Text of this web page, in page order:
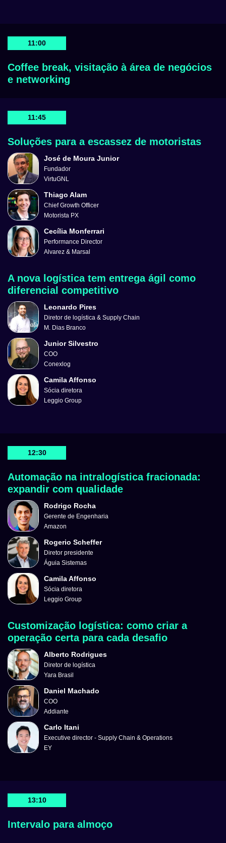
11:00
Coffee break, visitação à área de negócios
e networking
11:45
Soluções para a escassez de motoristas
José de Moura Junior
Fundador
VirtuGNL
Thiago Alam
Chief Growth Officer
Motorista PX
Cecília Monferrari
Performance Director
Alvarez & Marsal
A nova logística tem entrega ágil como
diferencial competitivo
Leonardo Pires
Diretor de logística & Supply Chain
M. Dias Branco
Junior Silvestro
COO
Conexlog
Camila Affonso
Sócia diretora
Leggio Group
12:30
Automação na intralogística fracionada:
expandir com qualidade
Rodrigo Rocha
Gerente de Engenharia
Amazon
Rogerio Scheffer
Diretor presidente
Águia Sistemas
Camila Affonso
Sócia diretora
Leggio Group
Customização logística: como criar a
operação certa para cada desafio
Alberto Rodrigues
Diretor de logística
Yara Brasil
Daniel Machado
COO
Addiante
Carlo Itani
Executive director - Supply Chain & Operations
EY
13:10
Intervalo para almoço